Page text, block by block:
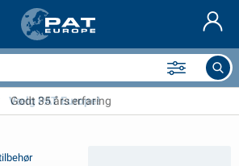
udvendig
Vælg PAT Europe!
Godt 35 års erfaring